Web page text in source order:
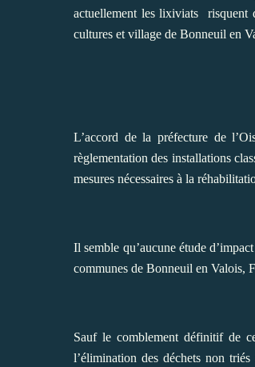
actuellement les lixiviats
risquent
cultures et village de Bonneuil en
L’accord de la préfecture de
règlementation des installations
mesures nécessaires à la
Il semble qu’aucune étude
communes de Bonneuil en Valois,
Sauf le comblement définitif de
l’élimination des déchets non